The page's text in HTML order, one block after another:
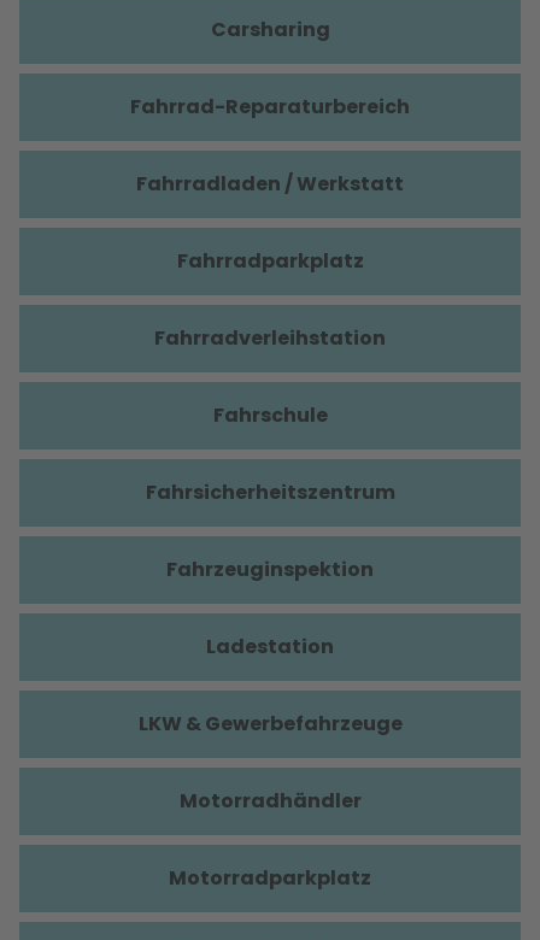
Carsharing
Fahrrad-Reparaturbereich
Fahrradladen / Werkstatt
Fahrradparkplatz
Fahrradverleihstation
Fahrschule
Fahrsicherheitszentrum
Fahrzeuginspektion
Ladestation
LKW & Gewerbefahrzeuge
Motorradhändler
Motorradparkplatz